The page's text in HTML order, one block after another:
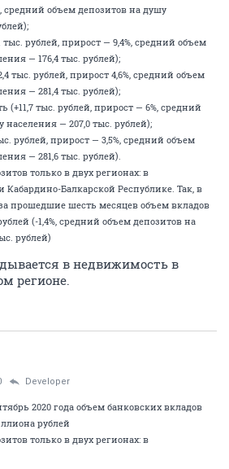
средний объем депозитов на душу
тыс. рублей, прирост — 9,4%, средний объем
— 176,4 тыс. рублей);
тыс. рублей, прирост 4,6%, средний объем
— 281,4 тыс. рублей);
(+11,7 тыс. рублей, прирост — 6%, средний
— 207,0 тыс. рублей);
рублей, прирост — 3,5%, средний объем
— 281,6 тыс. рублей).
только в двух регионах: в
Кабардино-Балкарской Республике. Так, в
прошедшие шесть месяцев объем вкладов
(-1,4%, средний объем депозитов на
рублей)
в недвижимость в
регионе.
Developer
2020 года объем банковских вкладов
рублей
только в двух регионах: в